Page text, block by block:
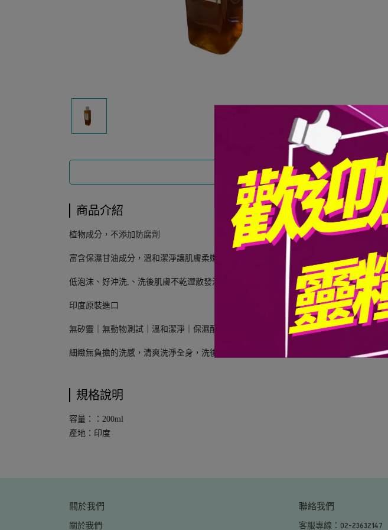
商品介紹
商品介紹
植物成分，不添加防腐劑
富含保濕甘油成分，溫和潔淨讓肌膚柔嫩滋潤鎖水保濕
低泡沫、好沖洗,、洗後肌膚不乾澀散發清新的香氛
印度原裝進口
無矽靈｜無動物測試｜溫和潔淨｜保濕配方
細緻無負擔的洗感，清爽洗淨全身，洗後舒爽賦予身體浪漫香氣
規格說明
容量：：200ml
產地：印度
關於我們
關於我們
聯絡我們
客服專線：02-23632147